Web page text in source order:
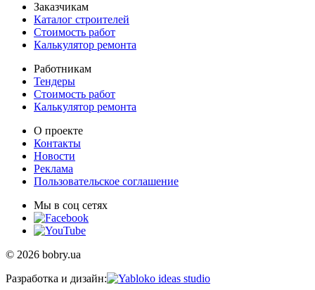
Заказчикам
Каталог строителей
Стоимость работ
Калькулятор ремонта
Работникам
Тендеры
Стоимость работ
Калькулятор ремонта
О проекте
Контакты
Новости
Реклама
Пользовательское соглашение
Мы в соц сетях
© 2026 bobry.ua
Разработка и дизайн: